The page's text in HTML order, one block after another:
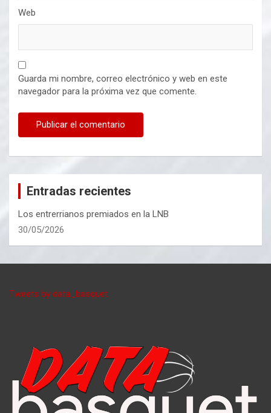
Web
Guarda mi nombre, correo electrónico y web en este
navegador para la próxima vez que comente.
Entradas recientes
Los entrerrianos premiados en la LNB
30/05/2026
Tweets by data_basquet